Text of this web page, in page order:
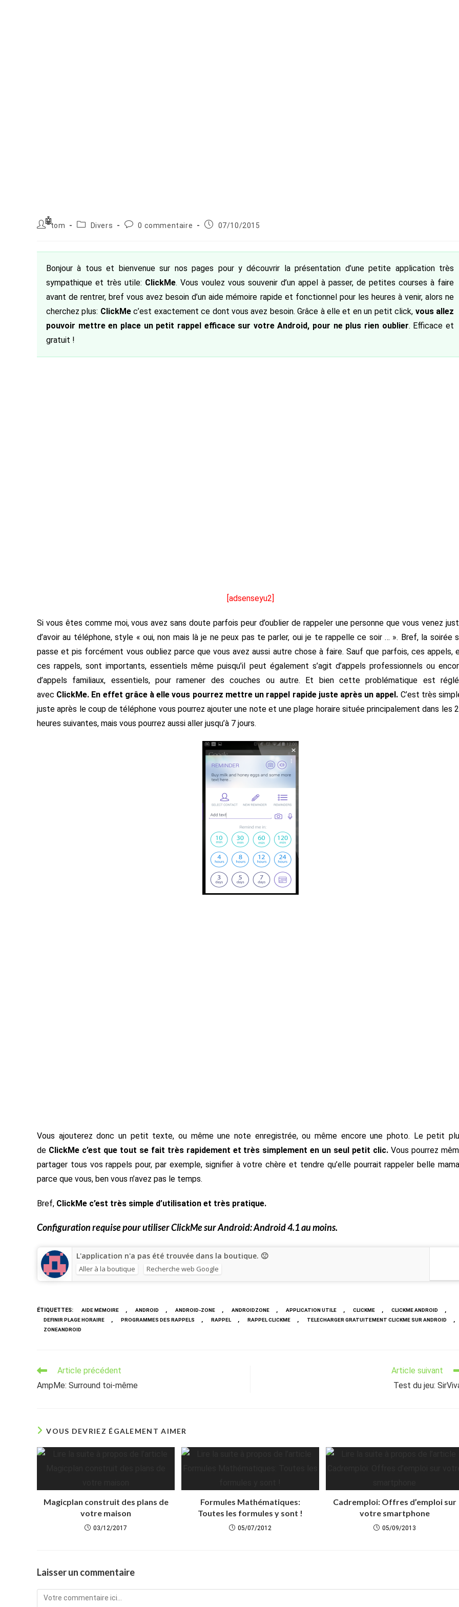
Auteur/autrice
publication :
tom
PostDivers
Commentaires
publication :
0 commentaire
Publication
07/10/2015
Bonjour à tous et bienvenue sur nos pages pour y découvrir la présentation d’une petite application très
sympathique et très utile: ClickMe. Vous voulez vous souvenir d’un appel à passer, de petites courses à faire
avant de rentrer, bref vous avez besoin d’un aide mémoire rapide et fonctionnel pour les heures à venir, alors ne
cherchez plus: ClickMec’est exactement ce dont vous avez besoin. Grâce à elle et en un petit click, vous allez
pouvoir mettre en place un petit rappel efficace sur votre Android, pour ne plus rien oublier. Efficace et
gratuit !
[adsenseyu2]
Si vous êtes comme moi, vous avez sans doute parfois peur d’oublier de rappeler une personne que vous venez
d’avoir au téléphone, style « oui, non mais là je ne peux pas te parler, oui je te rappelle ce soir … ». Bref, la soirée
passe et pis forcément vous oubliez parce que vous avez aussi autre chose à faire. Sauf que parfois, ces appels,
ces rappels, sont importants, essentiels même puisqu’il peut également s’agit d’appels professionnels ou
d’appels familiaux, essentiels, pour ramener des couches ou autre. Et bien cette problématique est
avec ClickMe. En effet grâce à elle vous pourrez mettre un rappel rapide juste après un appel. C’est très
juste après le coup de téléphone vous pourrez ajouter une note et une plage horaire située principalement dans les
heures suivantes, mais vous pourrez aussi aller jusqu’à 7 jours.
Vous ajouterez donc un petit texte, ou même une note enregistrée, ou même encore une photo. Le petit
de ClickMe c’est que tout se fait très rapidement et très simplement en un seul petit clic.Vous pourrez
partager tous vos rappels pour, par exemple, signifier à votre chère et tendre qu’elle pourrait rappeler belle
parce que vous, ben vous n’avez pas le temps.
Bref, ClickMe c’est très simple d’utilisation et très pratique.
Configuration requise pour utiliserClickMesur Android: Android 4.1 au moins.
L'application n'a pas été trouvée dans la boutique. 🙁
Aller à la boutique Recherche web Google
ÉTIQUETTES: AIDE MÉMOIRE , ANDROID , ANDROID-ZONE , ANDROIDZONE , APPLICATION UTILE , CLICKME , CLICKME ANDROID ,
DEFINIR PLAGE HORAIRE , PROGRAMMES DES RAPPELS , RAPPEL , RAPPEL CLICKME , TELECHARGER GRATUITEMENT CLICKME SUR ANDROID ,
ZONEANDROID
Read
articles
Article précédent
AmpMe: Surround toi-même
Article suivant
Test du jeu:
VOUS DEVRIEZ ÉGALEMENT AIMER
Magicplan construit des plans de
votre maison
03/12/2017
Formules Mathématiques:
Toutes les formules y sont !
05/07/2012
Cadremploi: Offres d’emploi sur
votre smartphone
05/09/2013
Laisser un commentaire
Comment